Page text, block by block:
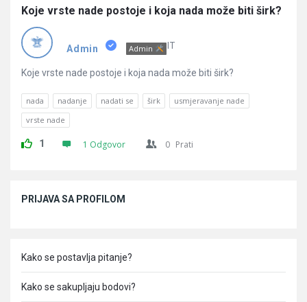
Latest
Pitanja
Koje vrste nade postoje i koja nada može biti širk?
Admin Admin IT
Koje vrste nade postoje i koja nada može biti širk?
nada nadanje nadati se širk
usmjeravanje nade
vrste nade
1 1 Odgovor 0 Prati
PRIJAVA SA PROFILOM
Kako se postavlja pitanje?
Kako se sakupljaju bodovi?